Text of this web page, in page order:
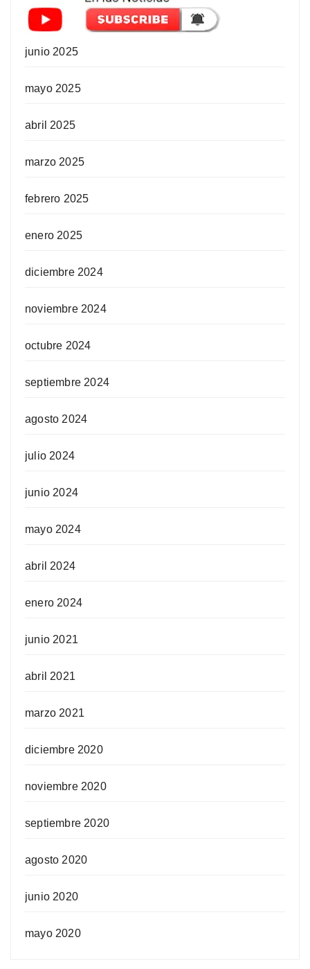
junio 2025
mayo 2025
abril 2025
marzo 2025
febrero 2025
enero 2025
diciembre 2024
noviembre 2024
octubre 2024
septiembre 2024
agosto 2024
julio 2024
junio 2024
mayo 2024
abril 2024
enero 2024
junio 2021
abril 2021
marzo 2021
diciembre 2020
noviembre 2020
septiembre 2020
agosto 2020
junio 2020
mayo 2020